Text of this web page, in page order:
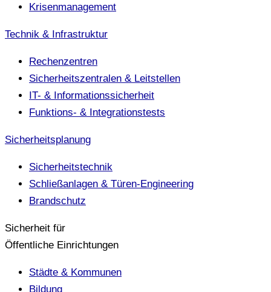
Krisenmanagement
Technik & Infrastruktur
Rechenzentren
Sicherheitszentralen & Leitstellen
IT- & Informationssicherheit
Funktions- & Integrationstests
Sicherheitsplanung
Sicherheitstechnik
Schließanlagen & Türen-Engineering
Brandschutz
Sicherheit für
Öffentliche Einrichtungen
Städte & Kommunen
Bildung